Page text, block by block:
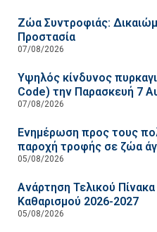
Ζώα Συντροφιάς:
Προστασία
07/08/2026
Υψηλός κίνδυνος
Code) την Παρασκευή 7
07/08/2026
Ενημέρωση προς τους
παροχή τροφής σε ζώα
05/08/2026
Ανάρτηση Τελικού
Καθαρισμού 2026-2027
05/08/2026